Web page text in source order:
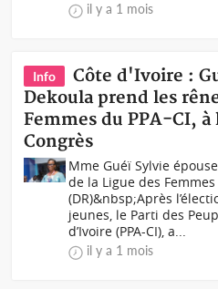
il y a 1 mois
Info
Côte d'Ivoire :
Dekoula prend les
Femmes du PPA-CI,
Congrès
Mme Guéï Sylvie
de la Ligue des Femmes
(DR)&nbsp;Après
jeunes, le Parti des
d’Ivoire (PPA-CI), a...
il y a 1 mois